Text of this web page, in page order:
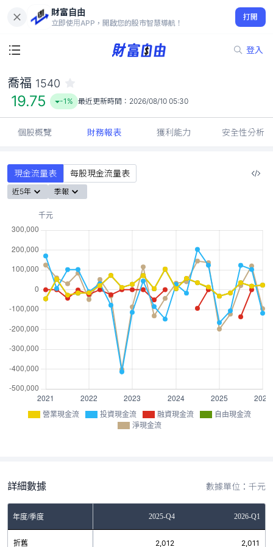
財富自由
立即使用APP，開啟您的股市智慧導航！
打開
登入
19.75
-1%
喬福 1540
19.75 -1% 最近更新時間： 2026/08/10 05:30
個股概覽 財務報表 獲利能力 安全性分析
現金流量表 每股現金流量表
近5年 季報
營業現金流 投資現金流 融資現金流
自由現金流
淨現金流
詳細數據 數據單位：千元
年度/季度 2025-Q4 2026-Q1
折舊 2,012 2,011